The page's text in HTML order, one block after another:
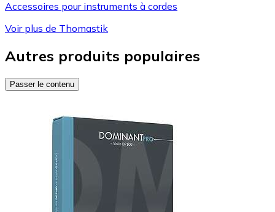
Accessoires pour instruments à cordes
Voir plus de Thomastik
Autres produits populaires
Passer le contenu